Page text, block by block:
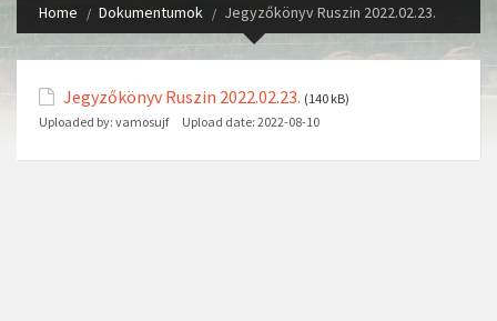
Home Dokumentumok Jegyzőkönyv Ruszin 2022.02.23.
Jegyzőkönyv Ruszin 2022.02.23. (140 kB)
Uploaded by: vamosujf Upload date: 2022-08-10